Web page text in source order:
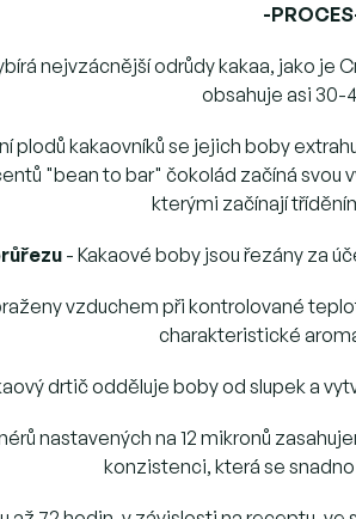
-
nejvzácnější odrůdy kakaa, jako je
obsahuje asi 30-
plodů kakaovníků se jejich boby
"bean to bar" čokolád začíná
kterými začínají
- Kakaové boby jsou řezány za
vzduchem při kontrolované
charakteristické
drtič odděluje boby od slupek a
nastavených na 12 mikronů
konzistenci, která se